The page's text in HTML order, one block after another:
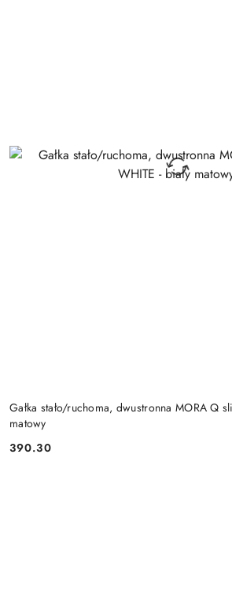
Gałka stało/ruchoma, dwustronna MORA Q
matowy
Cena:
390.30